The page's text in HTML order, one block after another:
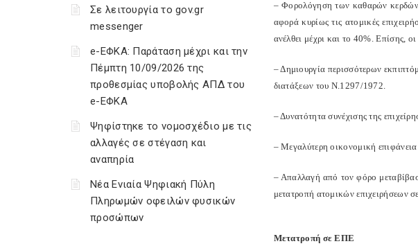
Σε λειτουργία το gov.gr
messenger
e-ΕΦΚΑ: Παράταση μέχρι και την
Πέμπτη 10/09/2026 της
προθεσμίας υποβολής ΑΠΔ του
e-ΕΦΚΑ
Ψηφίστηκε το νομοσχέδιο με τις
αλλαγές σε στέγαση και
αναπηρία
Νέα Ενιαία Ψηφιακή Πύλη
Πληρωμών οφειλών φυσικών
προσώπων
– Φορολόγηση των καθαρών κερδών
αφορά κυρίως τις ατομικές
ανέλθει μέχρι και το 40%. Επίσης,
– Δημιουργία περισσότερων
διατάξεων του Ν.1297/1972.
– Δυνατότητα συνέχισης της
– Μεγαλύτερη οικονομική
– Απαλλαγή από τον φόρο
μετατροπή ατομικών επιχειρήσεων
Μετατροπή σε ΕΠΕ